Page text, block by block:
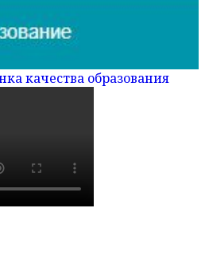
качества образования